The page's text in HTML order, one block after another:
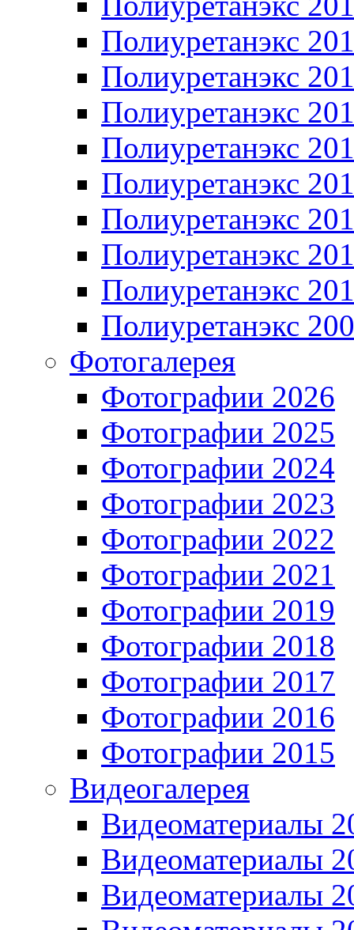
Полиуретанэкс
Полиуретанэкс
Полиуретанэкс
Полиуретанэкс
Полиуретанэкс
Полиуретанэкс
Полиуретанэкс
Полиуретанэкс
Полиуретанэкс
Фотогалерея
Фотографии 2026
Фотографии 2025
Фотографии 2024
Фотографии 2023
Фотографии 2022
Фотографии 2021
Фотографии 2019
Фотографии 2018
Фотографии 2017
Фотографии 2016
Фотографии 2015
Видеогалерея
Видеоматериалы
Видеоматериалы
Видеоматериалы